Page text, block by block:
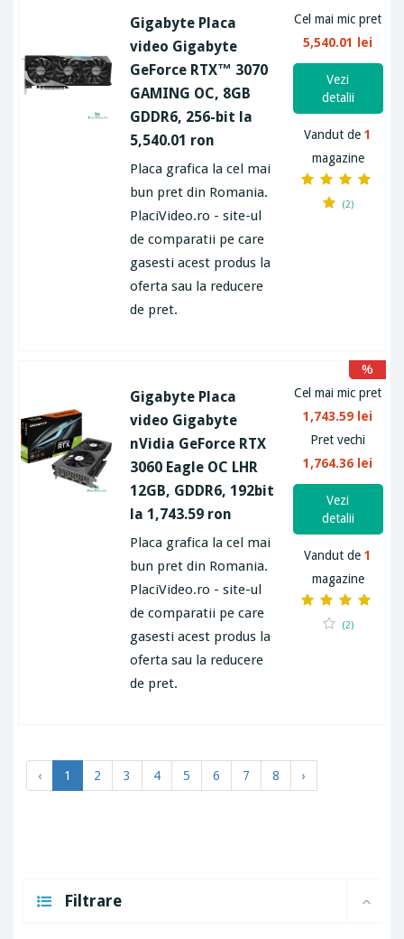
Gigabyte Placa
video Gigabyte
GeForce RTX™ 3070
GAMING OC, 8GB
GDDR6, 256-bit la
5,540.01 ron
Placa grafica la cel mai
bun pret din Romania.
PlaciVideo.ro - site-ul
de comparatii pe care
gasesti acest produs la
oferta sau la reducere
de pret.
Cel mai mic pret
5,540.01 lei
Vezi
detalii
Vandut de1
magazine
(2)
Gigabyte Placa
video Gigabyte
nVidia GeForce RTX
3060 Eagle OC LHR
12GB, GDDR6, 192bit
la 1,743.59 ron
Placa grafica la cel mai
bun pret din Romania.
PlaciVideo.ro - site-ul
de comparatii pe care
gasesti acest produs la
oferta sau la reducere
de pret.
Cel mai mic pret
1,743.59 lei
Pret vechi
1,764.36 lei
%
Vezi
detalii
Vandut de1
magazine
(2)
‹ 1 2 3 4 5 6 7 8 ›
Filtrare